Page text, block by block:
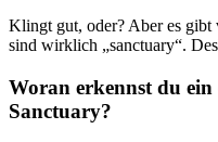
Klingt gut, oder? Aber es
sind wirklich „sanctuary“.
Woran erkennst du ein
Sanctuary?